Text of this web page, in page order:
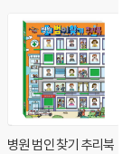
병원 범인 찾기 추리북